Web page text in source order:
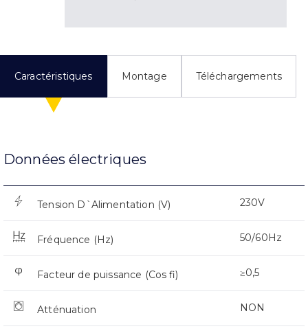
Caractéristiques Montage Téléchargements
Données électriques
Tension D`Alimentation (V) 230V
Fréquence (Hz) 50/60Hz
Facteur de puissance (Cos fi) ≥0,5
Atténuation NON